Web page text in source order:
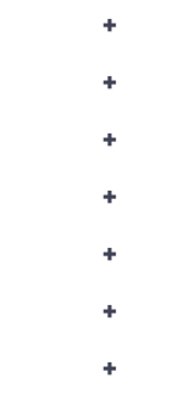
+
+
+
+
+
+
+